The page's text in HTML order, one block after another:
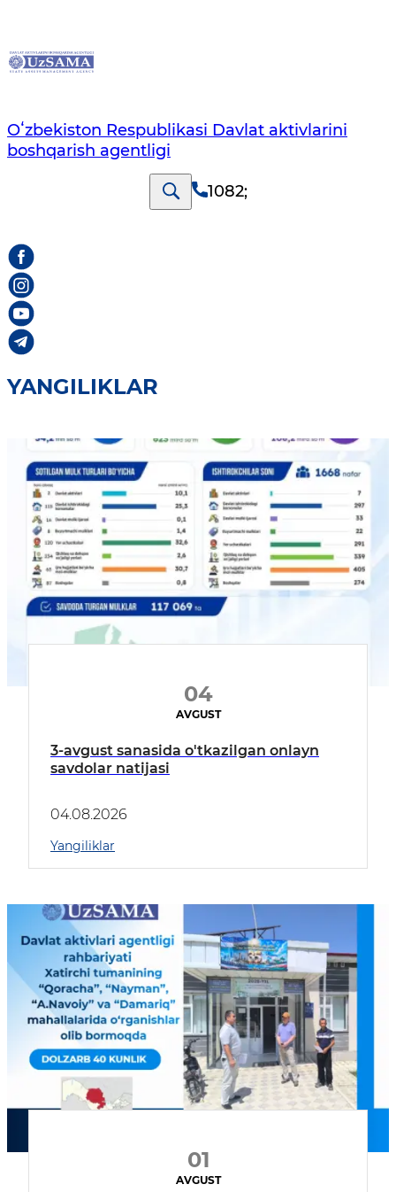
Oʻzbekiston Respublikasi Davlat aktivlarini
boshqarish agentligi
1082;
YANGILIKLAR
04
AVGUST
3-avgust sanasida o'tkazilgan onlayn
savdolar natijasi
04.08.2026
Yangiliklar
01
AVGUST